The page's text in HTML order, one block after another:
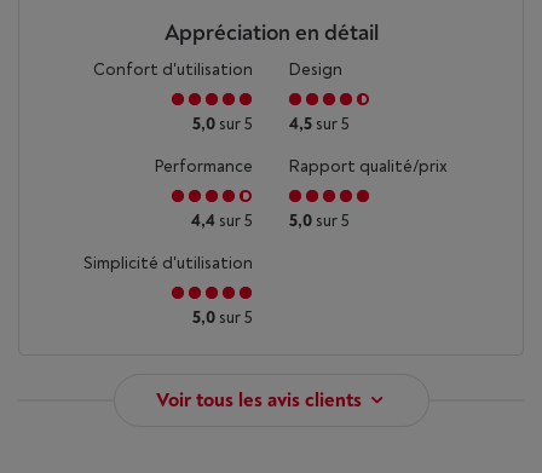
Appréciation en détail
Confort d'utilisation
5,0 sur 5
Design
4,5 sur 5
Performance
4,4 sur 5
Rapport qualité/prix
5,0 sur 5
Simplicité d'utilisation
5,0 sur 5
Voir tous les avis clients